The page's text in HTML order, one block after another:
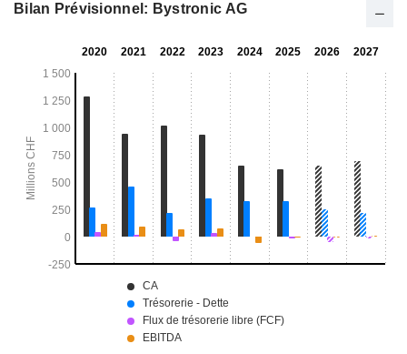
Bilan Prévisionnel: Bystronic AG